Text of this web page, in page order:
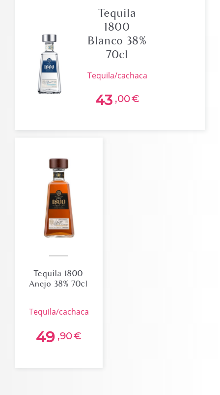
Tequila
1800
Blanco 38%
70cl
tequila/cachaca
43 ,00€
Tequila 1800
Anejo 38% 70cl
tequila/cachaca
49 ,90€